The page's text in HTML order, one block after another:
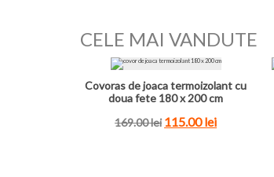
CELE MAI VANDUTE
Covoras de joaca termoizolant cu
doua fete 180 x 200 cm
169.00 lei 115.00 lei